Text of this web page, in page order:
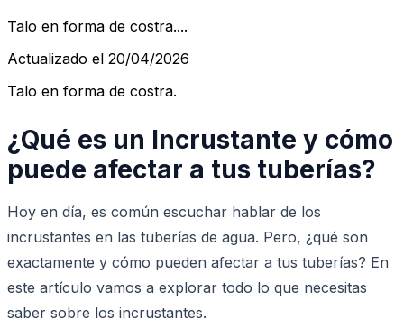
Talo en forma de costra....
Actualizado el 20/04/2026
Talo en forma de costra.
¿Qué es un Incrustante y cómo
puede afectar a tus tuberías?
Hoy en día, es común escuchar hablar de los
incrustantes en las tuberías de agua. Pero, ¿qué son
exactamente y cómo pueden afectar a tus tuberías? En
este artículo vamos a explorar todo lo que necesitas
saber sobre los incrustantes.